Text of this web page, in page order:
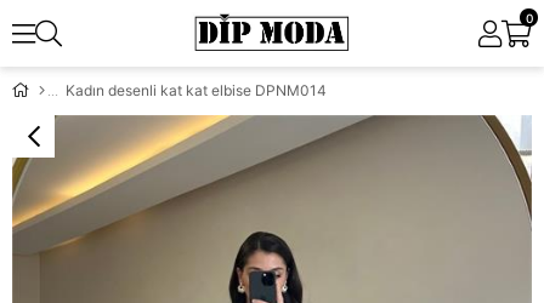
0
Kadın desenli kat kat elbise DPNM014